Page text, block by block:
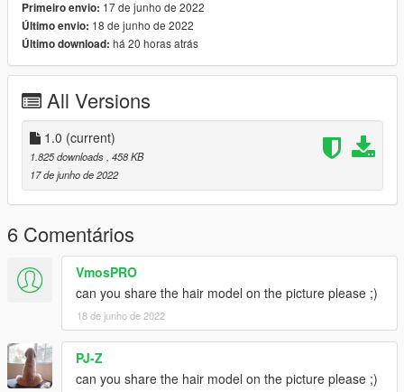
Primeiro envio: 17 de junho de 2022
Último envio: 18 de junho de 2022
Último download: há 20 horas atrás
All Versions
1.0 (current)
1.825 downloads , 458 KB
17 de junho de 2022
6 Comentários
VmosPRO
can you share the hair model on the picture please ;)
18 de junho de 2022
PJ-Z
can you share the hair model on the picture please ;)